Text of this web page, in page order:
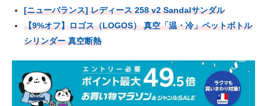
[ニューバランス] レディース 258 v2 Sandalサンダル
【9%オフ】ロゴス（LOGOS） 真空「温・冷」ペットボトル
シリンダー 真空断熱